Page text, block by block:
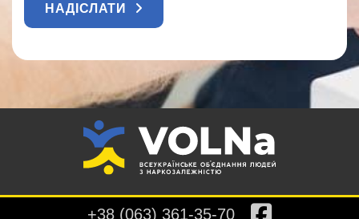
НАДІСЛАТИ
+38 (063) 361-35-70